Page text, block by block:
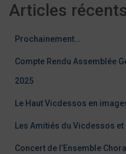
Articles récents
Prochainement…
Compte Rendu Assemblée
2025
Le Haut Vicdessos en
Les Amitiés du Vicdessos
Concert de l’Ensemble